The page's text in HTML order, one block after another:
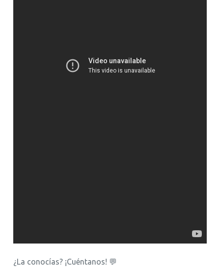
¿La conocías? ¡Cuéntanos! 💬